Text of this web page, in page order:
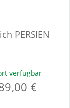
PERSIEN
verfügbar
€